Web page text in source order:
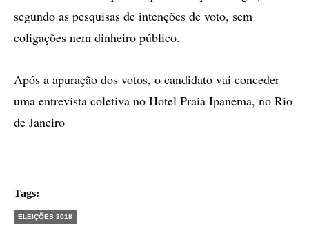
segundo as pesquisas de intenções de voto, sem
coligações nem dinheiro público.
Após a apuração dos votos, o candidato vai conceder
uma entrevista coletiva no Hotel Praia Ipanema, no Rio
de Janeiro
Tags:
ELEIÇÕES 2018